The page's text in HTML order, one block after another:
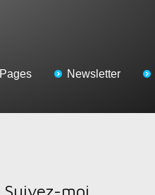
Pages Newsletter
Suivez-moi